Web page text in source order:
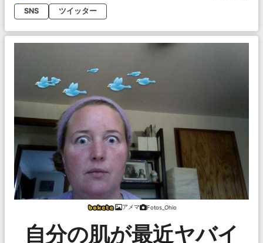
SNS
ツイッター
アメマ Fotos_Ohio
自分の肌が最近ヤバイ